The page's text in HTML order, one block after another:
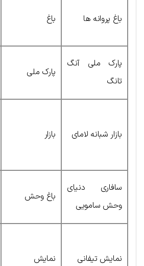
باغ پروانه ها باغ
پارک ملی آنگ
تانگ
پارک ملی
بازار شبانه لامای بازار
سافاری دنیای
وحش سامویی
باغ وحش
نمایش تیفانی نمایش